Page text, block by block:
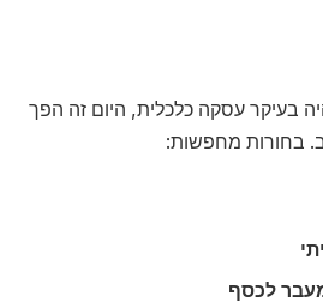
בעיקר עסקה כלכלית, היום זה הפך
בחורות מחפשות:
לכסף